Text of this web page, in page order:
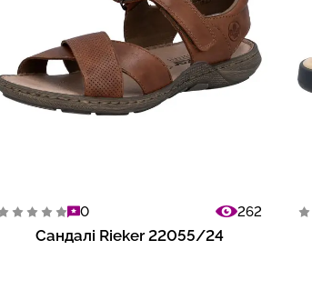
0 262
Сандалі Rieker 22055/24